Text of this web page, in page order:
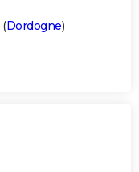
(Dordogne)